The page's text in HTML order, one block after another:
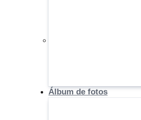
Álbum de fotos